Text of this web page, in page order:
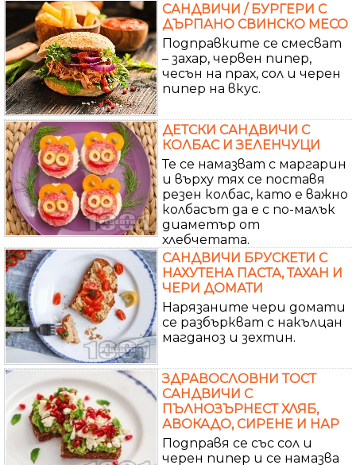
САНДВИЧИ / БУРГЕРИ С
ДЪРПАНО СВИНСКО МЕСО
Подправките се смесват
– захар, червен пипер,
чесън на прах, сол и черен
пипер на вкус.
ДЕТСКИ САНДВИЧИ С
КОЛБАС И ЗЕЛЕНЧУЦИ
Те се намазват с маргарин
и върху тях се поставя
резен колбас, като е важно
колбасът да е с по-малък
диаметър от
хлебчетата.
САНДВИЧИ БРУСКЕТИ С
НАХУТЕНА ПАСТА, ТАХАН И
ЧЕРИ ДОМАТИ
Нарязаните чери домати
се разбъркват с накълцан
магданоз и зехтин.
ЗДРАВОСЛОВНИ ТОСТ
САНДВИЧИ С
ПЪЛНОЗЪРНЕСТ ХЛЯБ,
АВОКАДО, СИРЕНЕ И НАР
Подправя се със сол и
черен пипер и се намазва